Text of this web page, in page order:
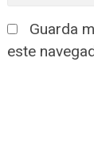
Guarda
este